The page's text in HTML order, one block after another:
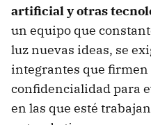
artificial y otras
un equipo que
luz nuevas ideas, se
integrantes que firmen
confidencialidad para
en las que esté